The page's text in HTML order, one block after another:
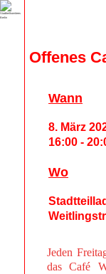
Offenes
Jeden
das Café
Wann
8. März
16:00 -
Wo